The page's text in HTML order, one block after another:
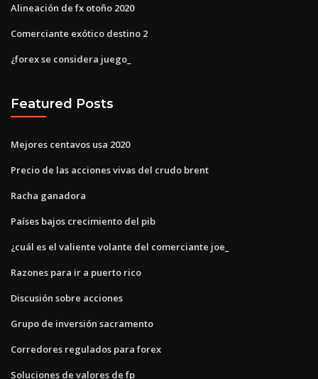
Alineación de fx otoño 2020
Comerciante exótico destino 2
¿forex se considera juego_
Featured Posts
Mejores centavos usa 2020
Precio de las acciones vivas del crudo brent
Racha ganadora
Países bajos crecimiento del pib
¿cuál es el valiente volante del comerciante joe_
Razones para ir a puerto rico
Discusión sobre acciones
Grupo de inversión sacramento
Corredores regulados para forex
Soluciones de valores de fp